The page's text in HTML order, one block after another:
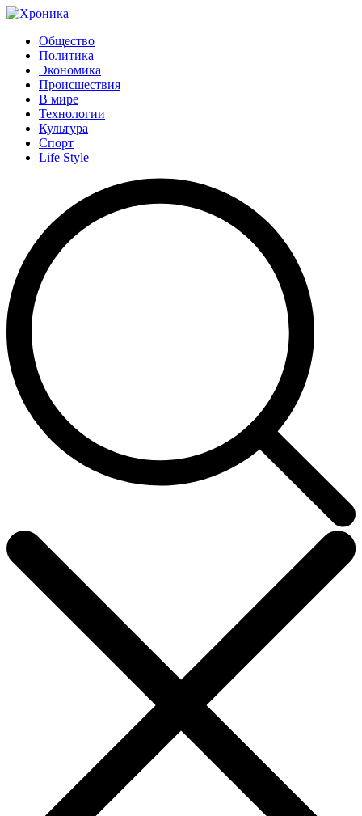
Общество
Политика
Экономика
Происшествия
В мире
Технологии
Культура
Спорт
Life Style